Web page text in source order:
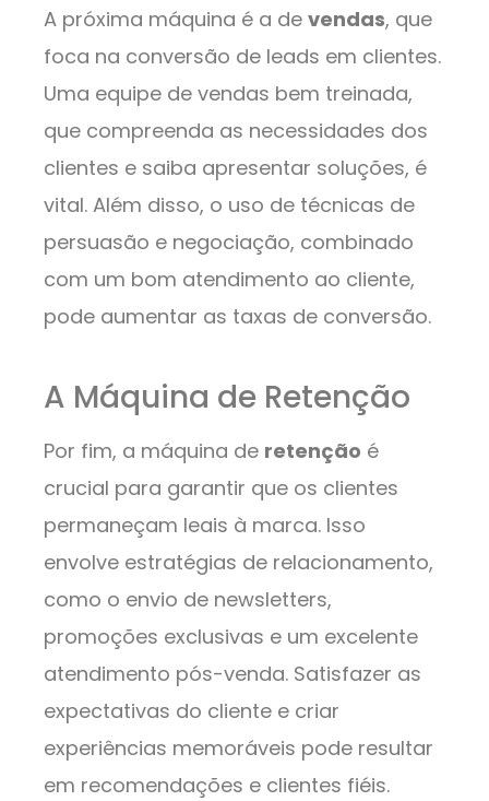
A próxima máquina é a de vendas, que
foca na conversão de leads em clientes.
Uma equipe de vendas bem treinada,
que compreenda as necessidades dos
clientes e saiba apresentar soluções, é
vital. Além disso, o uso de técnicas de
persuasão e negociação, combinado
com um bom atendimento ao cliente,
pode aumentar as taxas de conversão.
A Máquina de Retenção
Por fim, a máquina de retenção é
crucial para garantir que os clientes
permaneçam leais à marca. Isso
envolve estratégias de relacionamento,
como o envio de newsletters,
promoções exclusivas e um excelente
atendimento pós-venda. Satisfazer as
expectativas do cliente e criar
experiências memoráveis pode resultar
em recomendações e clientes fiéis.